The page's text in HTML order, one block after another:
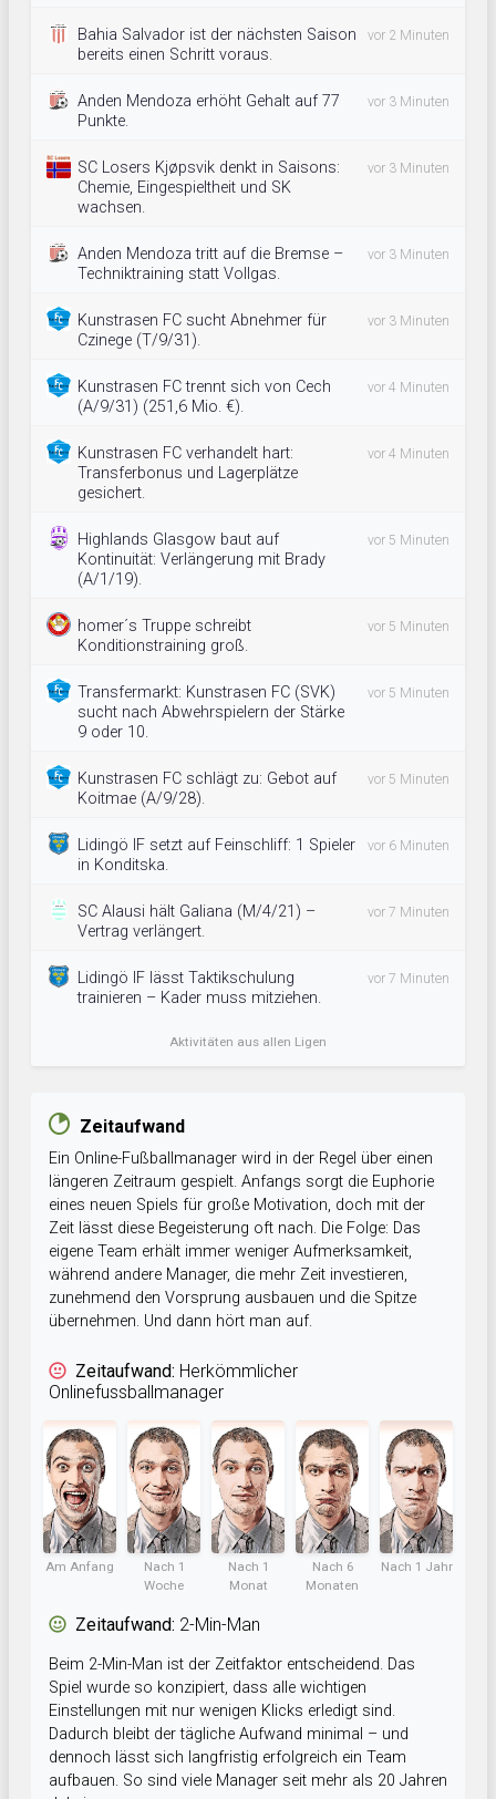
Bahia Salvador ist der nächsten Saison
bereits einen Schritt voraus.
vor 2 Minuten
Anden Mendoza erhöht Gehalt auf 77
Punkte.
vor 3 Minuten
SC Losers Kjøpsvik denkt in Saisons:
Chemie, Eingespieltheit und SK
wachsen.
vor 3 Minuten
Anden Mendoza tritt auf die Bremse –
Techniktraining statt Vollgas.
vor 3 Minuten
Kunstrasen FC sucht Abnehmer für
Czinege (T/9/31).
vor 3 Minuten
Kunstrasen FC trennt sich von Cech
(A/9/31) (251,6 Mio. €).
vor 4 Minuten
Kunstrasen FC verhandelt hart:
Transferbonus und Lagerplätze
gesichert.
vor 4 Minuten
Highlands Glasgow baut auf
Kontinuität: Verlängerung mit Brady
(A/1/19).
vor 5 Minuten
homer´s Truppe schreibt
Konditionstraining groß.
vor 5 Minuten
Transfermarkt: Kunstrasen FC (SVK)
sucht nach Abwehrspielern der Stärke
9 oder 10.
vor 5 Minuten
Kunstrasen FC schlägt zu: Gebot auf
Koitmae (A/9/28).
vor 5 Minuten
Lidingö IF setzt auf Feinschliff: 1 Spieler
in Konditska.
vor 6 Minuten
SC Alausi hält Galiana (M/4/21) –
Vertrag verlängert.
vor 7 Minuten
Lidingö IF lässt Taktikschulung
trainieren – Kader muss mitziehen.
vor 7 Minuten
Aktivitäten aus allen Ligen
Zeitaufwand
Ein Online-Fußballmanager wird in der Regel über einen
längeren Zeitraum gespielt. Anfangs sorgt die Euphorie
eines neuen Spiels für große Motivation, doch mit der
Zeit lässt diese Begeisterung oft nach. Die Folge: Das
eigene Team erhält immer weniger Aufmerksamkeit,
während andere Manager, die mehr Zeit investieren,
zunehmend den Vorsprung ausbauen und die Spitze
übernehmen. Und dann hört man auf.
Zeitaufwand: Herkömmlicher
Onlinefussballmanager
Am Anfang
Nach 1
Woche
Nach 1
Monat
Nach 6
Monaten
Nach 1 Jahr
Zeitaufwand: 2-Min-Man
Beim 2-Min-Man ist der Zeitfaktor entscheidend. Das
Spiel wurde so konzipiert, dass alle wichtigen
Einstellungen mit nur wenigen Klicks erledigt sind.
Dadurch bleibt der tägliche Aufwand minimal – und
dennoch lässt sich langfristig erfolgreich ein Team
aufbauen. So sind viele Manager seit mehr als 20 Jahren